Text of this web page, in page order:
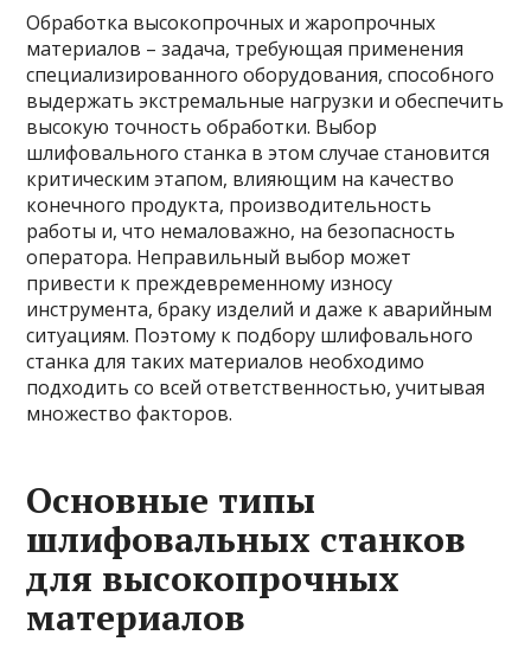
Обработка высокопрочных и жаропрочных
материалов – задача, требующая применения
специализированного оборудования, способного
выдержать экстремальные нагрузки и обеспечить
высокую точность обработки. Выбор
шлифовального станка в этом случае становится
критическим этапом, влияющим на качество
конечного продукта, производительность
работы и, что немаловажно, на безопасность
оператора. Неправильный выбор может
привести к преждевременному износу
инструмента, браку изделий и даже к аварийным
ситуациям. Поэтому к подбору шлифовального
станка для таких материалов необходимо
подходить со всей ответственностью, учитывая
множество факторов.
Основные типы
шлифовальных станков
для высокопрочных
материалов